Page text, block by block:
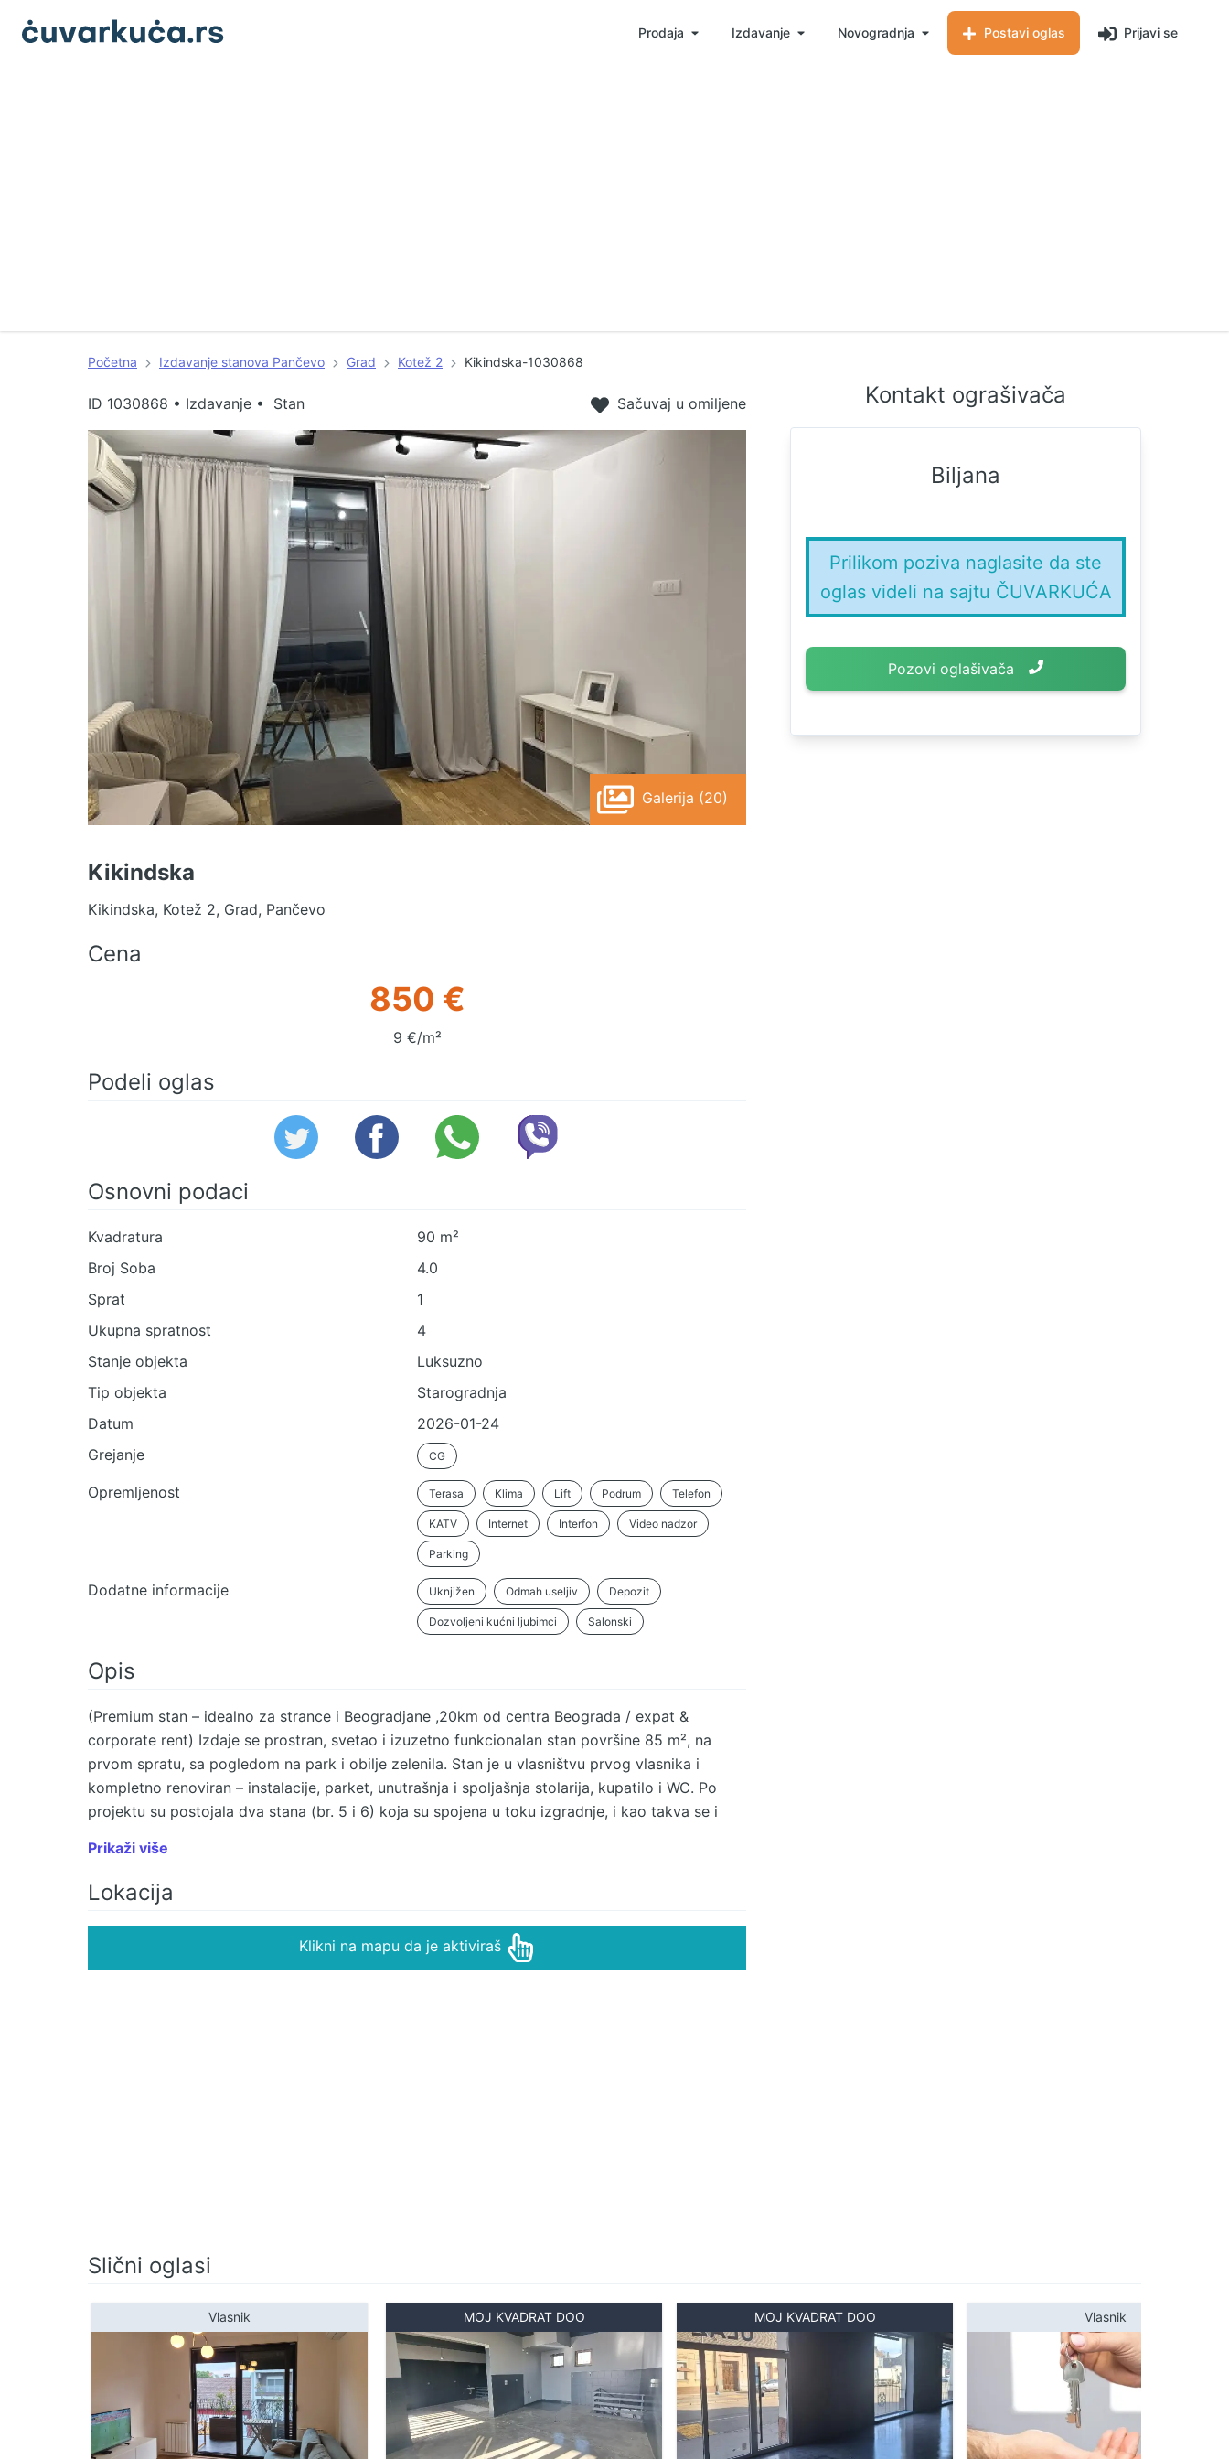
Prodaja Izdavanje Novogradnja Postavi oglas Prijavi se
Početna Izdavanje stanova Pančevo Grad Kotež 2 Kikindska-1030868
ID 1030868 • Izdavanje • Stan Sačuvaj u omiljene
Galerija (20)
Kikindska
Kikindska, Kotež 2, Grad, Pančevo
Cena
850 €
9 €/m²
Podeli oglas
Osnovni podaci
Kvadratura
90 m²
Broj Soba
4.0
Sprat
1
Ukupna spratnost
4
Stanje objekta
Luksuzno
Tip objekta
Starogradnja
Datum
2026-01-24
Grejanje
CG
Opremljenost Terasa Klima Lift Podrum Telefon
KATV Internet Interfon Video nadzor
Parking
Dodatne informacije Uknjižen Odmah useljiv Depozit
Dozvoljeni kućni ljubimci Salonski
Opis
(Premium stan – idealno za strance i Beogradjane ,20km od centra Beograda / expat &
corporate rent) Izdaje se prostran, svetao i izuzetno funkcionalan stan površine 85 m², na
prvom spratu, sa pogledom na park i obilje zelenila. Stan je u vlasništvu prvog vlasnika i
kompletno renoviran – instalacije, parket, unutrašnja i spoljašnja stolarija, kupatilo i WC. Po
projektu su postojala dva stana (br. 5 i 6) koja su spojena u toku izgradnje, i kao takva se i
vrednost i fleksibilnost. Zbog toga stan ima: • 2 kupatila • jedan veliki, dupli špajz sa policama
celom dužinom i visinom • jedan veliki, spojeni podrum Struktura stana • velika dnevna soba
sa trpezarijom • kuhinja odvojena vratima • 3 odvojene sobe • kupatilo + WC • velika terasa
sa tendom i pogledom na park Opremljenost i dodatne pogodnosti • 2 klima-uređaja •
sigurnosna ulazna vrata • mašina za veš • mašina za sušenje veša • mašina za sudove •
Prikaži više
Lokacija
Klikni na mapu da je aktiviraš
Kontakt ograšivača
Biljana
Prilikom poziva naglasite da ste
oglas videli na sajtu ČUVARKUĆA
Pozovi oglašivača
Slični oglasi
Vlasnik MOJ KVADRAT DOO MOJ KVADRAT DOO Vlasnik